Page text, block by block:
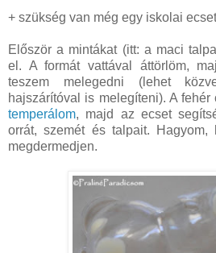
+ szükség van még egy iskolai
Először a mintákat (itt: a maci
el. A formát vattával áttörlöm,
teszem melegedni (lehet
hajszárítóval is melegíteni). A fehér
temperálom, majd az ecset
orrát, szemét és talpait. Hagyom,
megdermedjen.